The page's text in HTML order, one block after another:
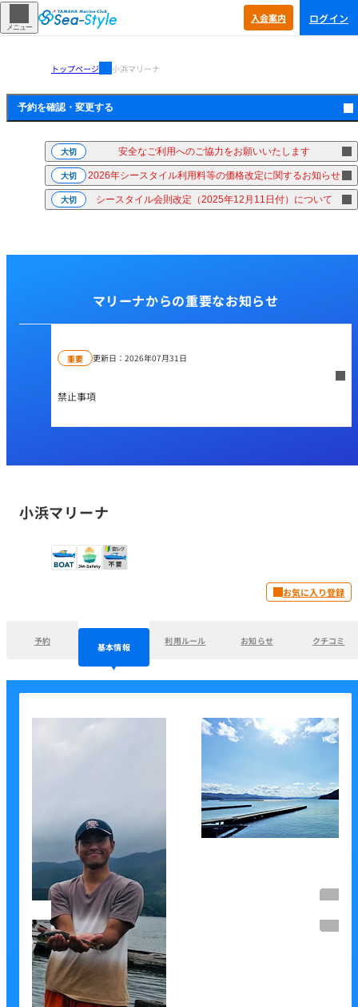
メニュー
入会案内 ログイン
トップページ 小浜マリーナ
予約を確認・ 変更する
大切 安全なご利用へのご協力をお願いいたします
大切 2026年シースタイル利用料等の価格改定に関するお知らせ
大切 シースタイル会則改定（2025年12月11日付）について
マリーナからの重要なお知らせ
重要 更新日： 2026年07月31日
禁止事項
小浜マリーナ
お気に入り登録
予約
基本情報
利用ルール お知らせ クチコミ